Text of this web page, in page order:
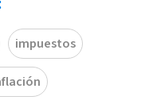
impuestos